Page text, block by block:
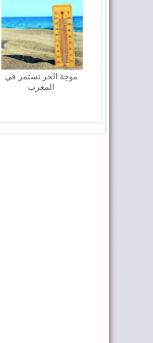
موجة الحر تستمر في
المغرب